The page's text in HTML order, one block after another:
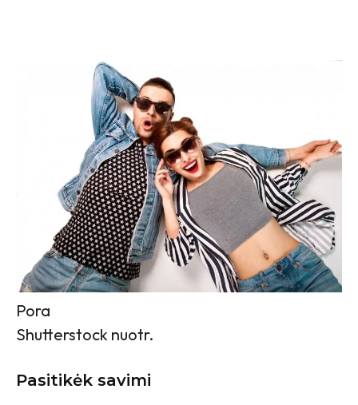
Pora
Shutterstock nuotr.
Pasitikėk savimi